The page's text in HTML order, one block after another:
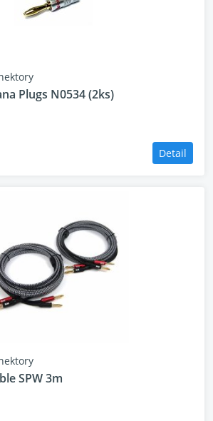
Plugs N0534 (2ks)
Detail
SPW 3m